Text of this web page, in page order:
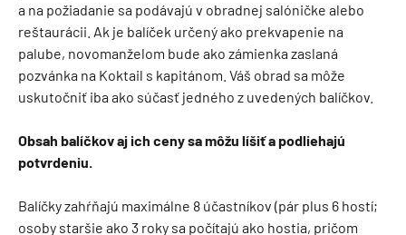
a na požiadanie sa podávajú v obradnej salóničke alebo
reštaurácii. Ak je balíček určený ako prekvapenie na
palube, novomanželom bude ako zámienka zaslaná
pozvánka na Koktail s kapitánom. Váš obrad sa môže
uskutočniť iba ako súčasť jedného z uvedených balíčkov.
Obsah balíčkov aj ich ceny sa môžu líšiť a podliehajú
potvrdeniu.
Balíčky zahŕňajú maximálne 8 účastníkov (pár plus 6 hostí;
osoby staršie ako 3 roky sa počítajú ako hostia, pričom